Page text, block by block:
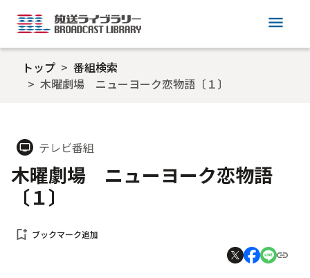
menu
トップ
番組検索
木曜劇場 ニューヨーク恋物語〔１〕
tv テレビ番組
木曜劇場 ニューヨーク恋物語
〔１〕
bookmark_add ブックマーク追加